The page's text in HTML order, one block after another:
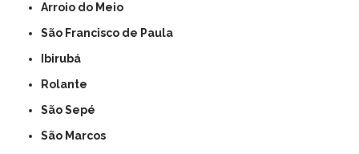
Arroio do Meio
São Francisco de Paula
Ibirubá
Rolante
São Sepé
São Marcos